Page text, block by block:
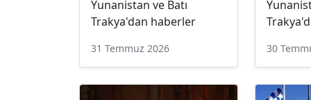
Yunanistan ve Batı
Trakya'dan haberler
31 Temmuz 2026 30